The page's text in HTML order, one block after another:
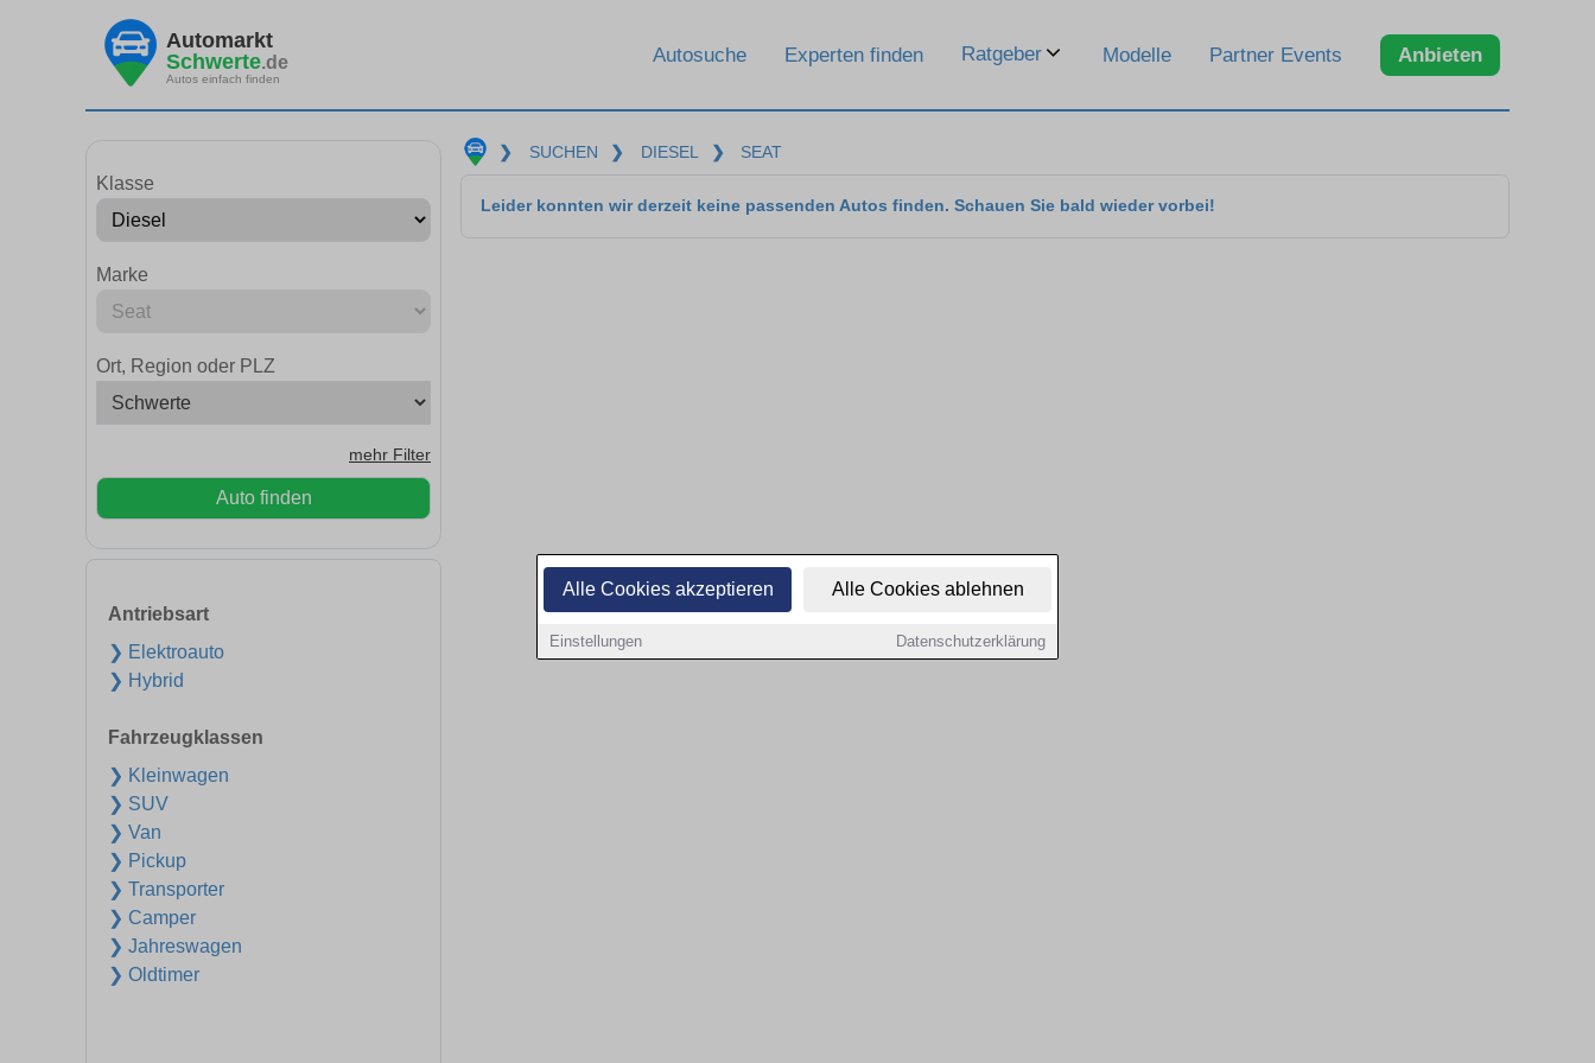
Alle Cookies akzeptieren Alle Cookies ablehnen
Einstellungen Datenschutzerklärung
Automarkt
Schwerte.de
Autos einfach finden
Autosuche Experten finden Ratgeber Modelle Partner Events Anbieten
Klasse
Marke
Ort, Region oder PLZ
mehr Filter
Auto finden
Antriebsart
❯ Elektroauto
❯ Hybrid
Fahrzeugklassen
❯ Kleinwagen
❯ SUV
❯ Van
❯ Pickup
❯ Transporter
❯ Camper
❯ Jahreswagen
❯ Oldtimer
❯ SUCHEN ❯ DIESEL ❯ SEAT
Leider konnten wir derzeit keine passenden Autos finden. Schauen Sie bald wieder vorbei!